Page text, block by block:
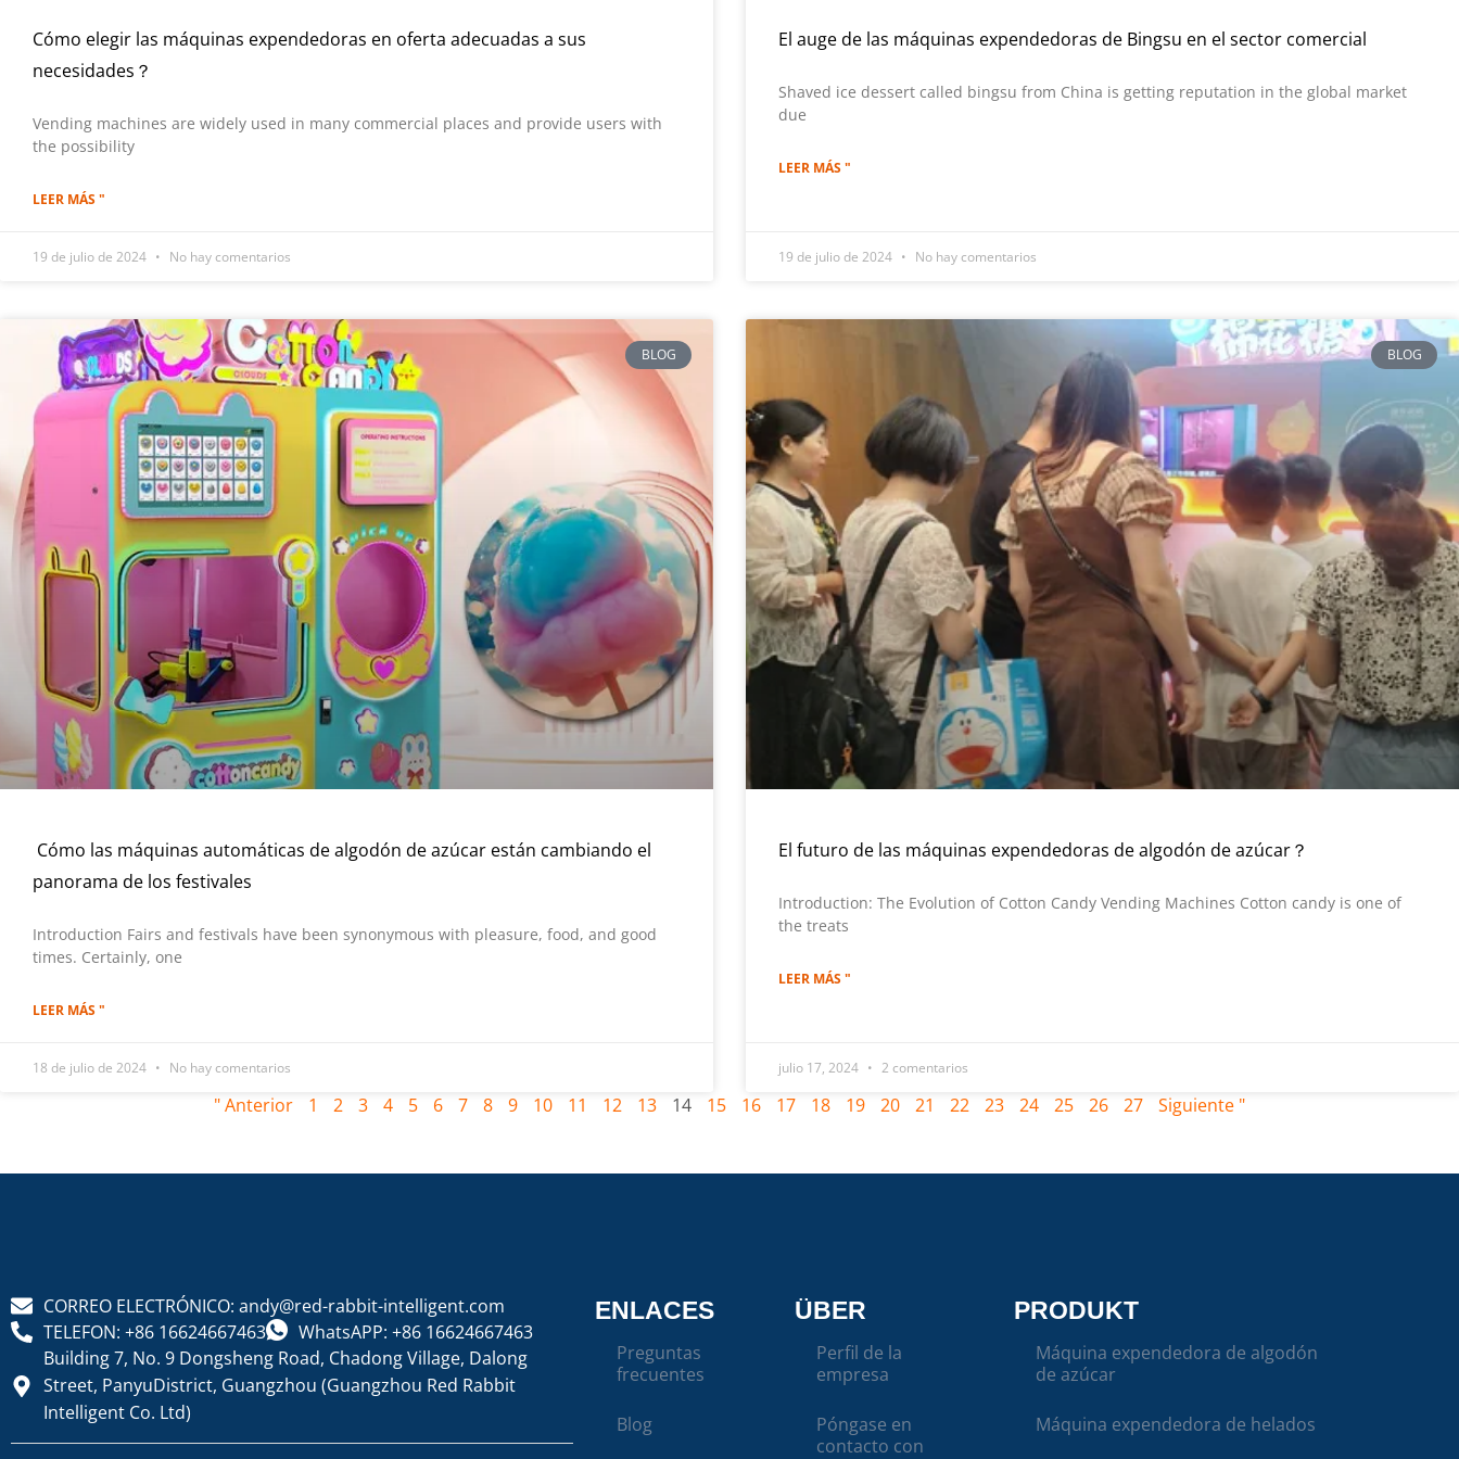
Cómo elegir las máquinas expendedoras en oferta adecuadas a sus
necesidades？
Vending machines are widely used in many commercial places and provide users with
the possibility
LEER MÁS "
19 de julio de 2024 No hay comentarios
El auge de las máquinas expendedoras de Bingsu en el sector comercial
Shaved ice dessert called bingsu from China is getting reputation in the global market
due
LEER MÁS "
19 de julio de 2024 No hay comentarios
BLOG
Cómo las máquinas automáticas de algodón de azúcar están cambiando el
panorama de los festivales
Introduction Fairs and festivals have been synonymous with pleasure, food, and good
times. Certainly, one
LEER MÁS "
18 de julio de 2024 No hay comentarios
BLOG
El futuro de las máquinas expendedoras de algodón de azúcar？
Introduction: The Evolution of Cotton Candy Vending Machines Cotton candy is one of
the treats
LEER MÁS "
julio 17, 2024 2 comentarios
" Anterior 1 2 3 4 5 6 7 8 9 10 11 12 13 14 15 16 17 18 19 20 21 22 23 24 25 26 27 Siguiente "
CORREO ELECTRÓNICO: andy@red-rabbit-intelligent.com
TELEFON: +86 16624667463
WhatsAPP: +86 16624667463
Building 7, No. 9 Dongsheng Road, Chadong Village, Dalong
Street, PanyuDistrict, Guangzhou (Guangzhou Red Rabbit
Intelligent Co. Ltd)
ENLACES
Preguntas
frecuentes
Blog
ÜBER
Perfil de la
empresa
Póngase en
contacto con
PRODUKT
Máquina expendedora de algodón
de azúcar
Máquina expendedora de helados